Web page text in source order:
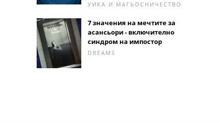
УИКА И МАГЬОСНИЧЕСТВО
7 значения на мечтите за
асансьори - включително
синдром на импостор
DREAMS